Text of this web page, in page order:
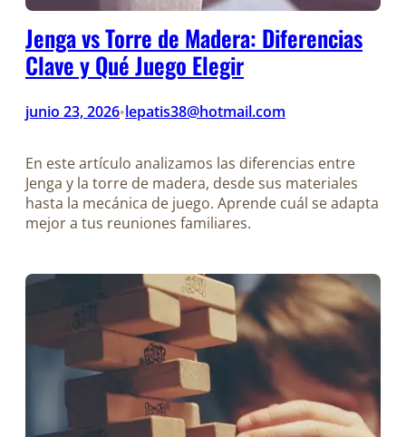
Jenga vs Torre de Madera: Diferencias
Clave y Qué Juego Elegir
junio 23, 2026•lepatis38@hotmail.com
En este artículo analizamos las diferencias entre
Jenga y la torre de madera, desde sus materiales
hasta la mecánica de juego. Aprende cuál se adapta
mejor a tus reuniones familiares.